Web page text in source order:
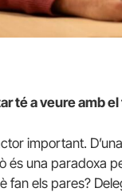
té a veure amb
important.
és una paradoxa
fan els pares?